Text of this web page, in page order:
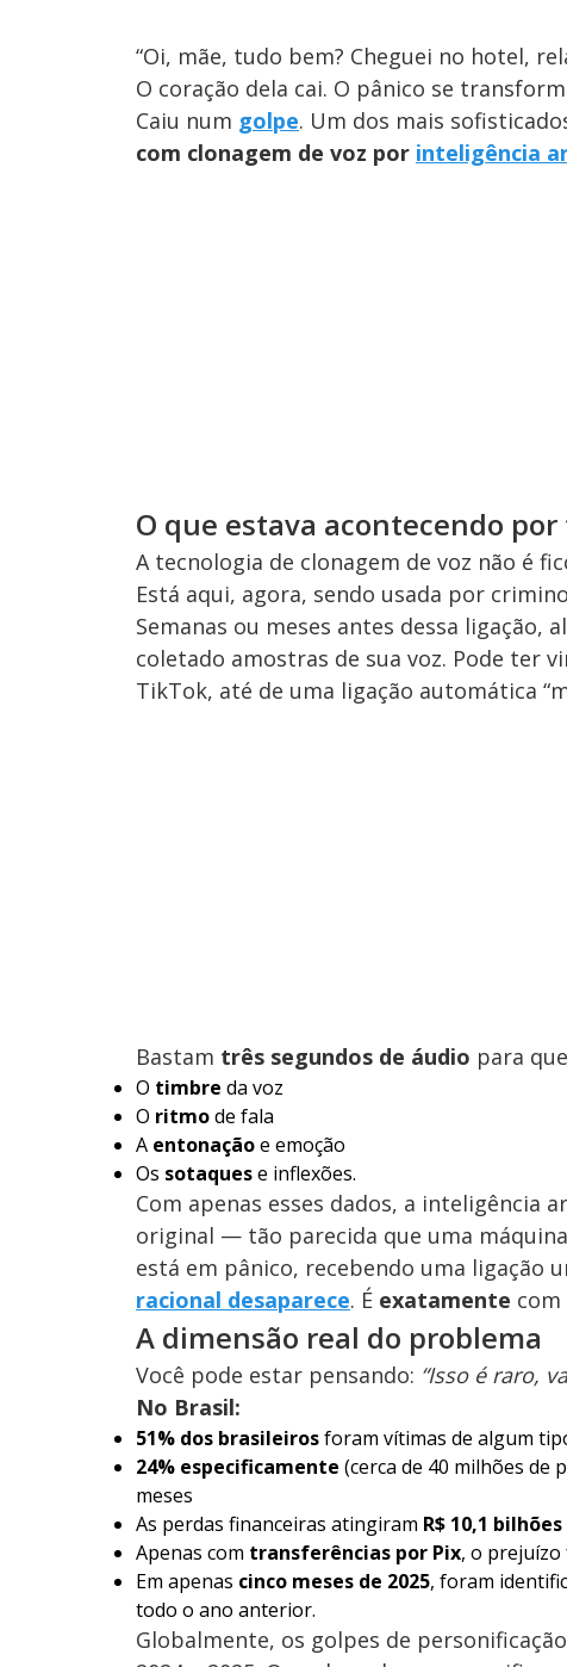
“Oi, mãe, tudo bem? Cheguei no hotel,
O coração dela cai. O pânico se
Caiu num golpe. Um dos mais
com clonagem de voz por inteligência
O que estava acontecendo por
A tecnologia de clonagem de voz não é
Está aqui, agora, sendo usada por
Semanas ou meses antes dessa
coletado amostras de sua voz. Pode ter
TikTok, até de uma ligação automática
Bastam três segundos de áudio para
O timbre da voz
O ritmode fala
A entonaçãoe emoção
Os sotaquese inflexões.
Com apenas esses dados, a inteligência
original — tão parecida que uma
está em pânico, recebendo uma ligação
racional desaparece. É exatamente
A dimensão real do problema
Você pode estar pensando: “Isso é raro,
No Brasil:
51% dos brasileirosforam vítimas de algum
24% especificamente (cerca de 40 milhões de
meses
As perdas financeiras atingiram R$ 10,1
Apenas com transferências por Pix, o prejuízo
Em apenas cinco meses de 2025, foram
todo o ano anterior.
Globalmente, os golpes de